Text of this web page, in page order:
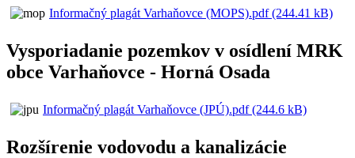
Informačný plagát Varhaňovce (MOPS).pdf (244.41 kB)
Vysporiadanie pozemkov v osídlení MRK
obce Varhaňovce - Horná Osada
Informačný plagát Varhaňovce (JPÚ).pdf (244.6 kB)
Rozšírenie vodovodu a kanalizácie